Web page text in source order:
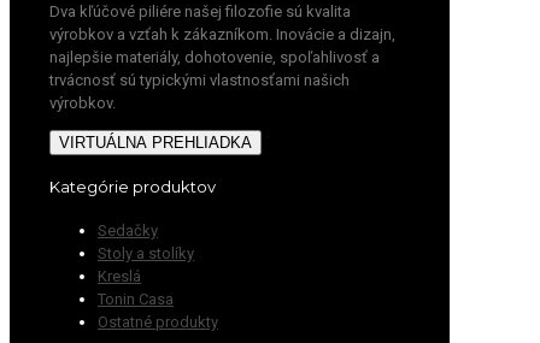
Dva kľúčové piliére našej filozofie sú kvalita
výrobkov a vzťah k zákazníkom. Inovácie a dizajn,
najlepšie materiály, dohotovenie, spoľahlivosť a
trvácnosť sú typickými vlastnosťami našich
výrobkov.
VIRTUÁLNA PREHLIADKA
Kategórie produktov
Sedačky
Stoly a stolíky
Kreslá
Tonin Casa
Ostatné produkty